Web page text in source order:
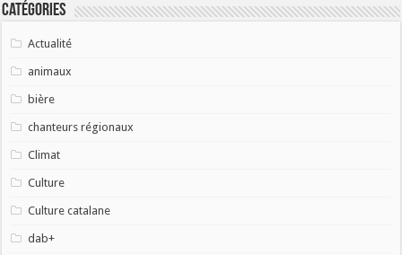
Catégories
Actualité
animaux
bière
chanteurs régionaux
Climat
Culture
Culture catalane
dab+